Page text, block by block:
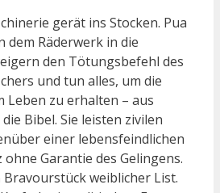
gerät ins Stocken. Pua
dem Räderwerk in die
den Tötungsbefehl des
und tun alles, um die
Leben zu erhalten – aus
Bibel. Sie leisten zivilen
einer lebensfeindlichen
Garantie des Gelingens.
weiblicher List.